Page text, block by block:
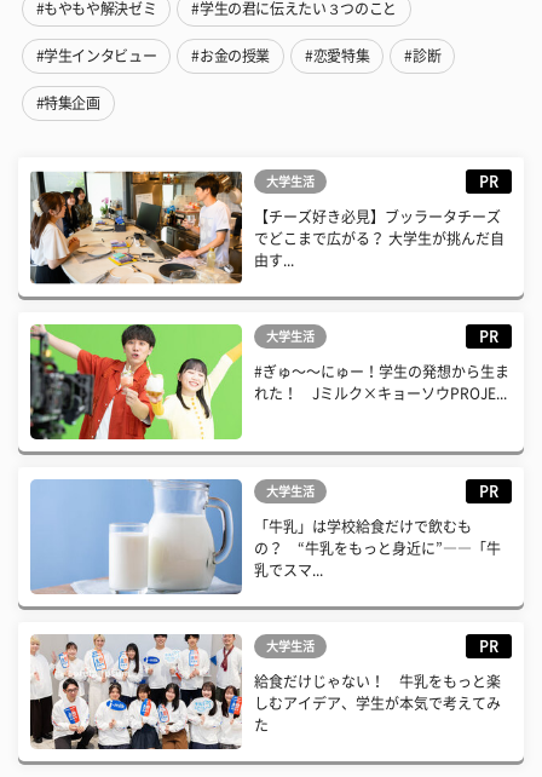
#もやもや解決ゼミ #学生の君に伝えたい３つのこと
#学生インタビュー #お金の授業 #恋愛特集 #診断
#特集企画
大学生活 PR
【チーズ好き必見】ブッラータチーズ
でどこまで広がる？ 大学生が挑んだ自
由す...
大学生活 PR
#ぎゅ〜〜にゅー！学生の発想から生ま
れた！ Jミルク×キョーソウPROJE...
大学生活 PR
「牛乳」は学校給食だけで飲むも
の？ “牛乳をもっと身近に”――「牛
乳でスマ...
大学生活 PR
給食だけじゃない！ 牛乳をもっと楽
しむアイデア、学生が本気で考えてみ
た